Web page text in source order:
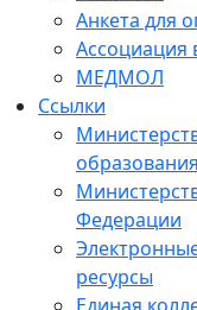
Анкета для
Ассоциация
МЕДМОЛ
Ссылки
Федерации
ресурсы